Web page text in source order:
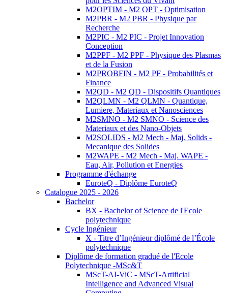
M2OPTIM - M2 OPT - Optimisation
M2PBR - M2 PBR - Physique par
Recherche
M2PIC - M2 PIC - Projet Innovation
Conception
M2PPF - M2 PPF - Physique des Plasmas
et de la Fusion
M2PROBFIN - M2 PF - Probabilités et
Finance
M2QD - M2 QD - Dispositifs Quantiques
M2QLMN - M2 QLMN - Quantique,
Lumiere, Materiaux et Nanosciences
M2SMNO - M2 SMNO - Science des
Materiaux et des Nano-Objets
M2SOLIDS - M2 Mech - Maj. Solids -
Mecanique des Solides
M2WAPE - M2 Mech - Maj. WAPE -
Eau, Air, Pollution et Energies
Programme d'échange
EuroteQ - Diplôme EuroteQ
Catalogue 2025 - 2026
Bachelor
BX - Bachelor of Science de l'Ecole
polytechnique
Cycle Ingénieur
X - Titre d’Ingénieur diplômé de l’École
polytechnique
Diplôme de formation gradué de l'Ecole
Polytechnique -MSc&T
MScT-AI-ViC - MScT-Artificial
Intelligence and Advanced Visual